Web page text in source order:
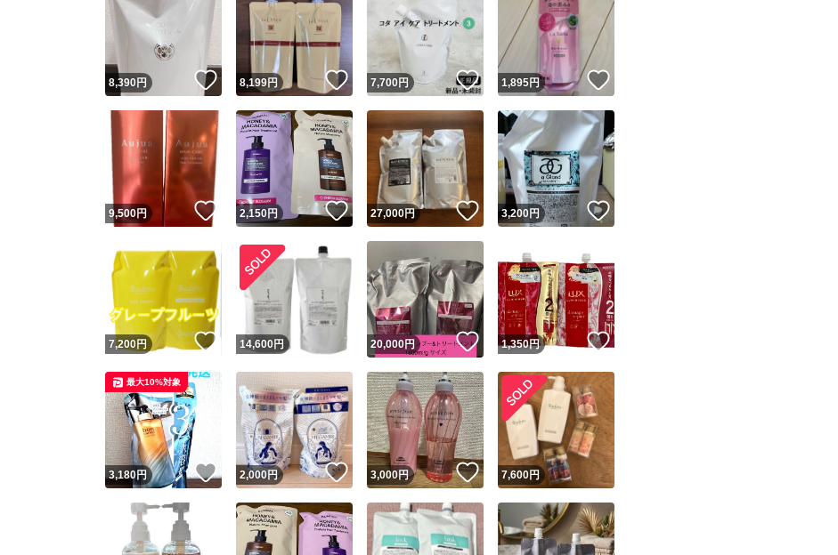
※このバッジは実績に基づく表示であり、発送を保証しているものではありません
スピード＆安心発送
このユーザーは高頻度で24時間以内＆設定した発送日数内に発送してい
ます
スピード発送 このユーザーは高頻度で24時間以内に発送しています
安心発送 このユーザーは設定した発送日数内に発送しています
8,390円 いいね！
8,199円 いいね！
7,700円 いいね！
1,895円
9,500円 いいね！
2,150円 いいね！
27,000円 いいね！
3,200円 いいね！
7,200円 いいね！
14,600円 20,000円 いいね！
1,350円 いいね！
3,180円 いいね！
最大10%対象
2,000円 いいね！
3,000円 いいね！
7,600円